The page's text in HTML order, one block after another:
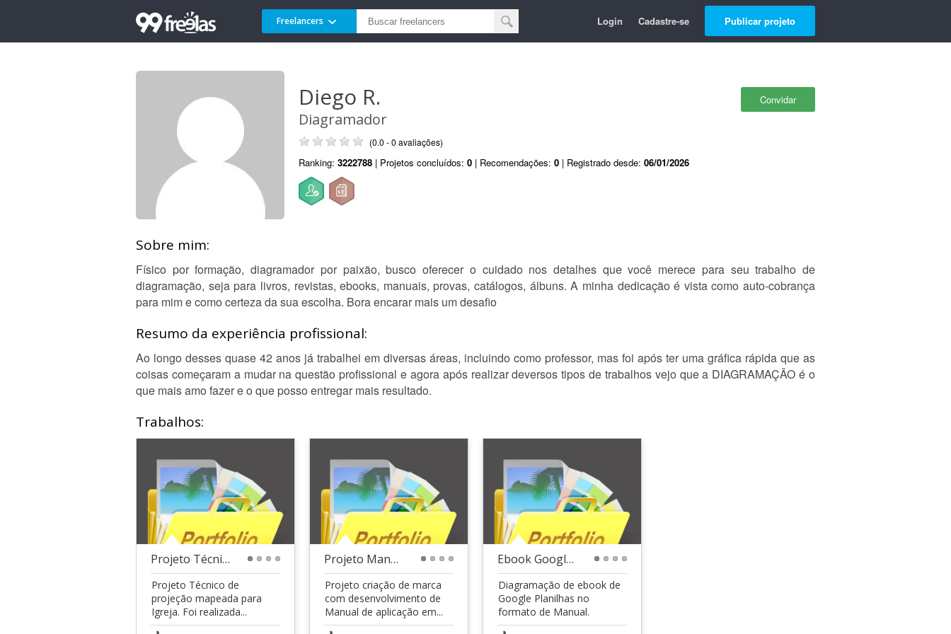
Freelancers Login Cadastre-se Publicar projeto
Convidar
Diego R.
Diagramador
(0.0 - 0 avaliações)
Ranking: 3222788 | Projetos concluídos: 0 | Recomendações: 0 | Registrado desde: 06/01/2026
Sobre mim:
Físico por formação, diagramador por paixão, busco oferecer o cuidado nos detalhes que você merece para seu trabalho de
diagramação, seja para livros, revistas, ebooks, manuais, provas, catálogos, álbuns. A minha dedicação é vista como auto-cobrança
para mim e como certeza da sua escolha. Bora encarar mais um desafio
Resumo da experiência profissional:
Ao longo desses quase 42 anos já trabalhei em diversas áreas, incluindo como professor, mas foi após ter uma gráfica rápida que as
coisas começaram a mudar na questão profissional e agora após realizar deversos tipos de trabalhos vejo que a DIAGRAMAÇÃO é o
que mais amo fazer e o que posso entregar mais resultado.
Trabalhos:
Projeto Técnico
Projeto Técnico de
projeção mapeada para
Igreja. Foi realizada...
Projeto Manual de Marca
Projeto criação de marca
com desenvolvimento de
Manual de aplicação em...
Ebook Google Planilhas
Diagramação de ebook de
Google Planilhas no
formato de Manual.